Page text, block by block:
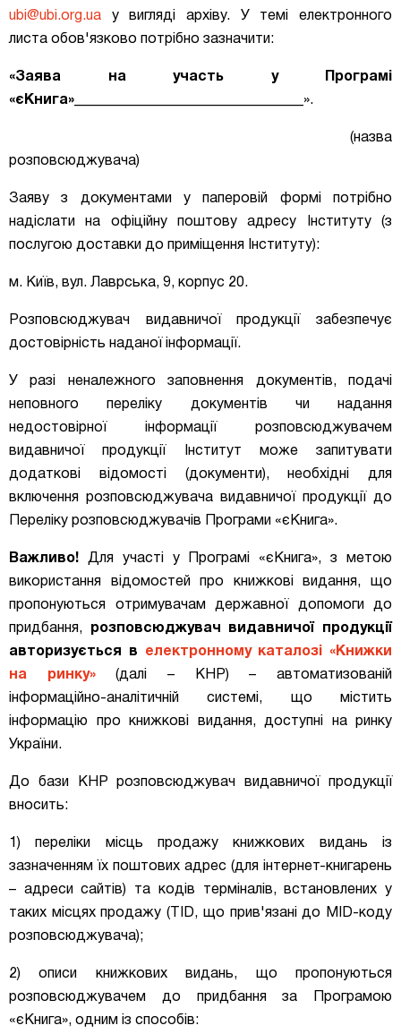
ubi@ubi.org.ua у вигляді архіву. У темі електронного
листа обов'язково потрібно зазначити:
«Заява на участь у Програмі
«єКнига» ________________________________».
(назва
розповсюджувача)
Заяву з документами у паперовій формі потрібно
надіслати на офіційну поштову адресу Інституту (з
послугою доставки до приміщення Інституту):
м. Київ, вул. Лаврська, 9, корпус 20.
Розповсюджувач видавничої продукції забезпечує
достовірність наданої інформації.
У разі неналежного заповнення документів, подачі
неповного переліку документів чи надання
недостовірної інформації розповсюджувачем
видавничої продукції Інститут може запитувати
додаткові відомості (документи), необхідні для
включення розповсюджувача видавничої продукції до
Переліку розповсюджувачів Програми «єКнига».
Важливо! Для участі у Програмі «єКнига», з метою
використання відомостей про книжкові видання, що
пропонуються отримувачам державної допомоги до
придбання, розповсюджувач видавничої продукції
авторизується в
електронному каталозі «Книжки
на ринку»(далі – КНР) – автоматизованій
інформаційно-аналітичній системі, що містить
інформацію про книжкові видання, доступні на ринку
України.
До бази КНР розповсюджувач видавничої продукції
вносить:
1) переліки місць продажу книжкових видань із
зазначенням їх поштових адрес (для інтернет-книгарень
– адреси сайтів) та кодів терміналів, встановлених у
таких місцях продажу (TID, що прив'язані до MID-коду
розповсюджувача);
2) описи книжкових видань, що пропонуються
розповсюджувачем до придбання за Програмою
«єКнига», одним із способів: